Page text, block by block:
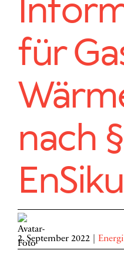
für
nach
2. September 2022